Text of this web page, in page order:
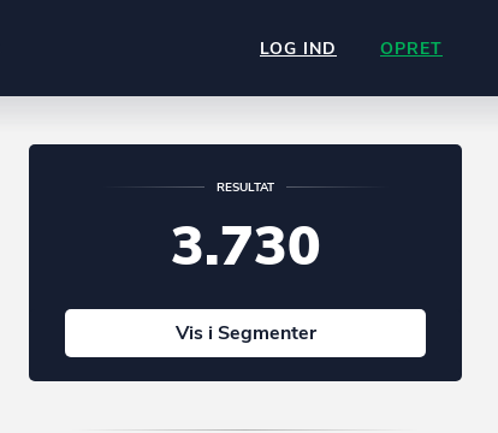
LOG IND OPRET
RESULTAT
3.730
Vis i Segmenter